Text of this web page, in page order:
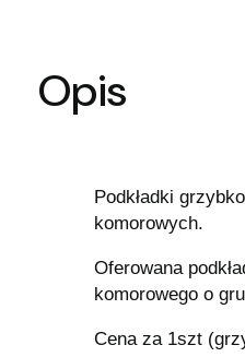
Opis
Podkładki
komorowych.
Oferowana
komorowego o
Cena za 1szt